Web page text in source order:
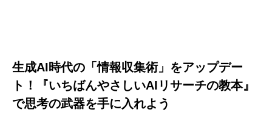
生成AI時代の「情報収集術」をアップデー
ト！『いちばんやさしいAIリサーチの教本』
で思考の武器を手に入れよう